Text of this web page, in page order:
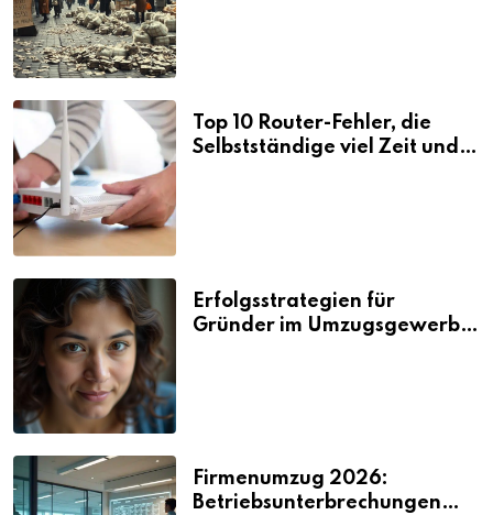
Top 10 Router-Fehler, die
Selbstständige viel Zeit und
Erfolgsstrategien für
Gründer im Umzugsgewerbe
Firmenumzug 2026:
Betriebsunterbrechungen